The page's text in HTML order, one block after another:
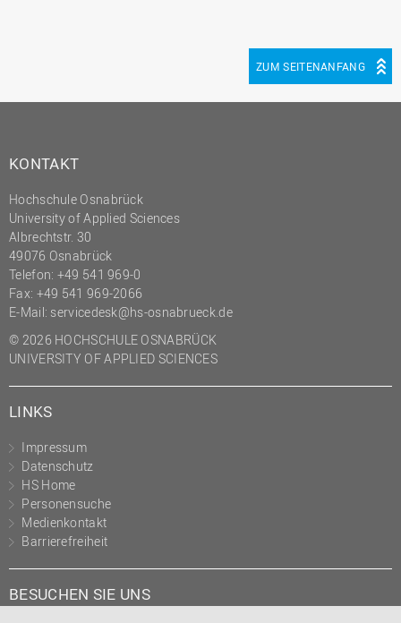
Personalrat
Professional School
Projekte des Präsidiums
Projektmanagement Office
(PMO)
Prozessmanagement
Recht
Studierendensekretariat
Studium und Lehre
Transfer- und
ZUM SEITENANFANG
KONTAKT
Hochschule Osnabrück
University of Applied Sciences
Albrechtstr. 30
49076 Osnabrück
Telefon: +49 541 969-0
Fax: +49 541 969-2066
E-Mail: servicedesk@hs-osnabrueck.de
© 2026 HOCHSCHULE OSNABRÜCK
UNIVERSITY OF APPLIED SCIENCES
LINKS
Impressum
Datenschutz
HS Home
Personensuche
Medienkontakt
Barrierefreiheit
BESUCHEN SIE UNS